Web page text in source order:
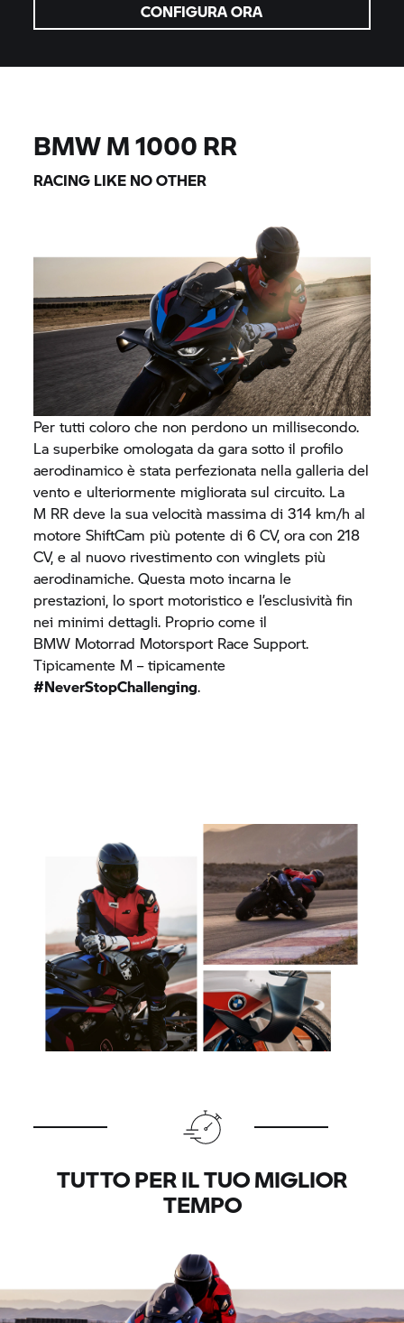
CONFIGURA ORA
BMW M 1000 RR
RACING LIKE NO OTHER
Per tutti coloro che non perdono un millisecondo.
La superbike omologata da gara sotto il profilo
aerodinamico è stata perfezionata nella galleria del
vento e ulteriormente migliorata sul circuito. La
M RR deve la sua velocità massima di 314 km/h al
motore ShiftCam più potente di 6 CV, ora con 218
CV, e al nuovo rivestimento con winglets più
aerodinamiche. Questa moto incarna le
prestazioni, lo sport motoristico e l’esclusività fin
nei minimi dettagli. Proprio come il
BMW Motorrad Motorsport Race Support.
Tipicamente M – tipicamente
#NeverStopChallenging.
TUTTO PER IL TUO MIGLIOR
TEMPO